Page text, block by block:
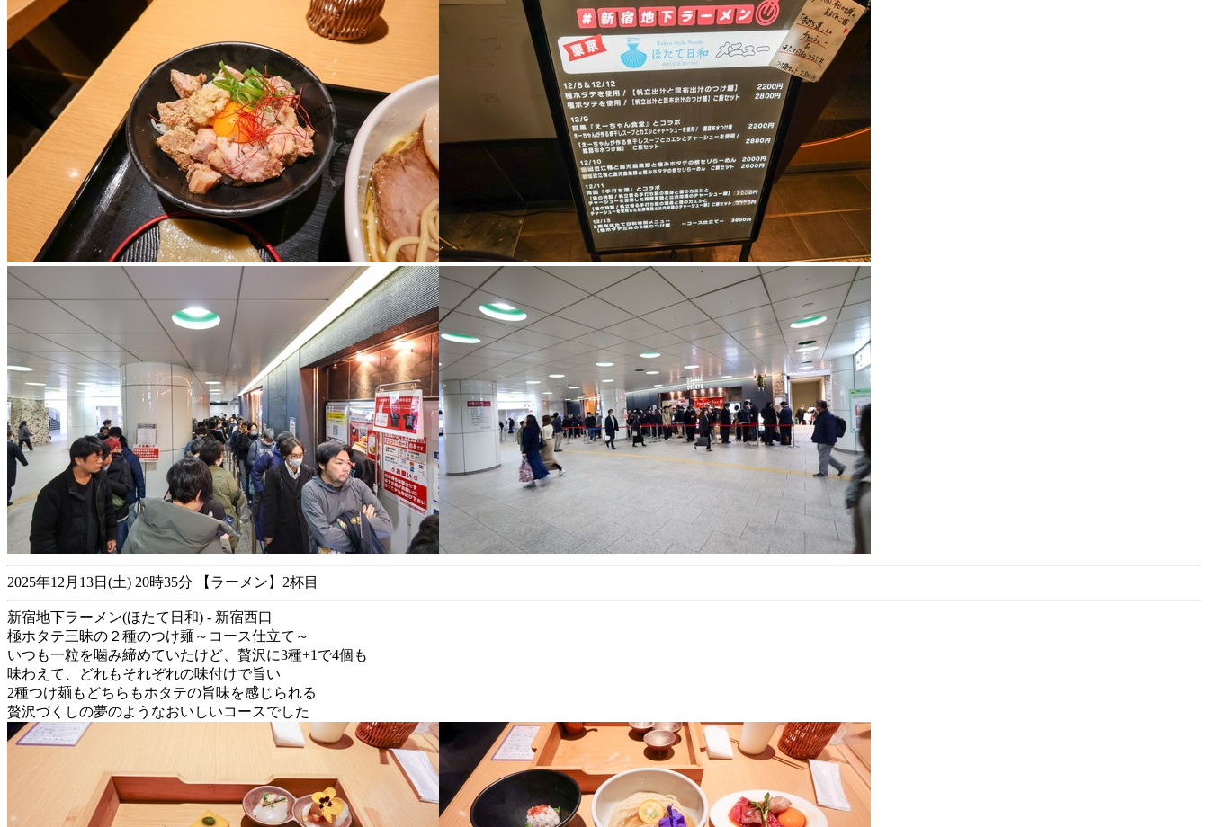
2025年12月13日(土) 20時35分 【ラーメン】2杯目
新宿地下ラーメン(ほたて日和) - 新宿西口
極ホタテ三昧の２種のつけ麺～コース仕立て～
いつも一粒を噛み締めていたけど、贅沢に3種+1で4個も
味わえて、どれもそれぞれの味付けで旨い
2種つけ麺もどちらもホタテの旨味を感じられる
贅沢づくしの夢のようなおいしいコースでした